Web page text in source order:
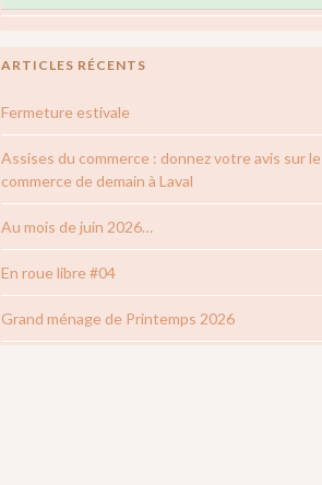
ARTICLES RÉCENTS
Fermeture estivale
Assises du commerce : donnez votre avis sur le
commerce de demain à Laval
Au mois de juin 2026…
En roue libre #04
Grand ménage de Printemps 2026